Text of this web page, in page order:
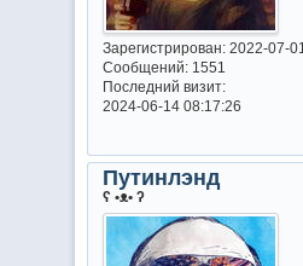
Зарегистрирован: 2022-07-01
Сообщений:1551
Последний визит:
2024-06-14 08:17:26
Путинлэнд
ʕ •ᴥ• ʔ